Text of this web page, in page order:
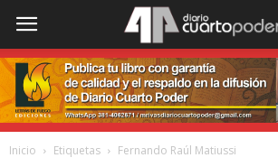
Inicio Etiquetas Fernando Raúl Matiussi